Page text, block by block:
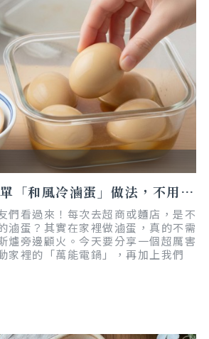
蛋控必學！超簡單「和風冷滷蛋」做法，不用開火、電鍋就能搞定｜懶人食譜｜減脂友善
們看過來！每次去超商或麵店，是不
滷蛋？其實在家裡做滷蛋，真的不需
爐旁邊顧火。今天要分享一個超厲害
家裡的「萬能電鍋」，再加上我們